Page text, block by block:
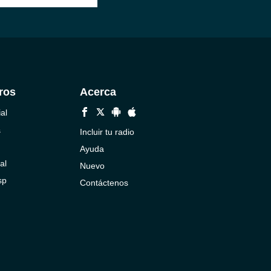
Acerca
Incluir tu radio
Ayuda
Nuevo
Contáctenos